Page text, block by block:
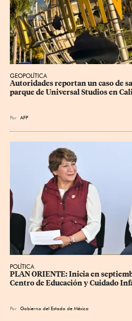
GEOPOLÍTICA
Autoridades reportan un caso de
parque de Universal Studios en
Por AFP
POLÍTICA
PLAN ORIENTE: Inicia en
Centro de Educación y Cuidado
Por Gobierno del Estado de México